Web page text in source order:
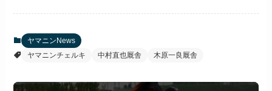
ヤマニンNews
ヤマニンチェルキ
中村直也厩舎 木原一良厩舎